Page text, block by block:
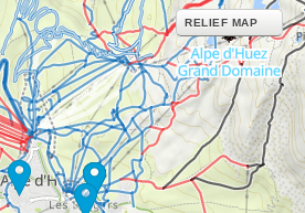
RELIEF MAP